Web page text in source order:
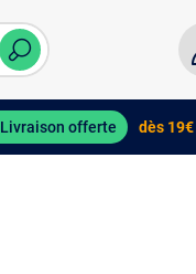
Livraison offerte dès 19€